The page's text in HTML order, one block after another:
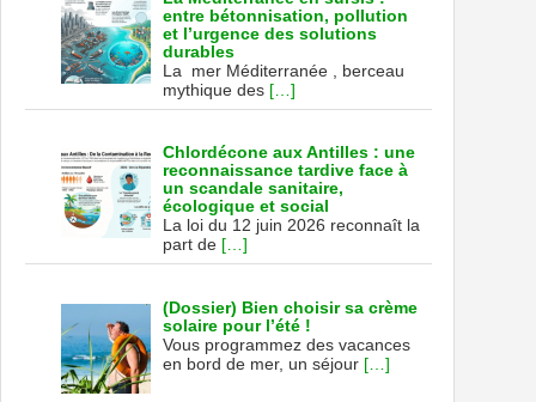
entre bétonnisation, pollution
et l’urgence des solutions
durables
La mer Méditerranée , berceau
mythique des […]
Chlordécone aux Antilles : une
reconnaissance tardive face à
un scandale sanitaire,
écologique et social
La loi du 12 juin 2026 reconnaît la
part de […]
(Dossier) Bien choisir sa crème
solaire pour l’été !
Vous programmez des vacances
en bord de mer, un séjour […]